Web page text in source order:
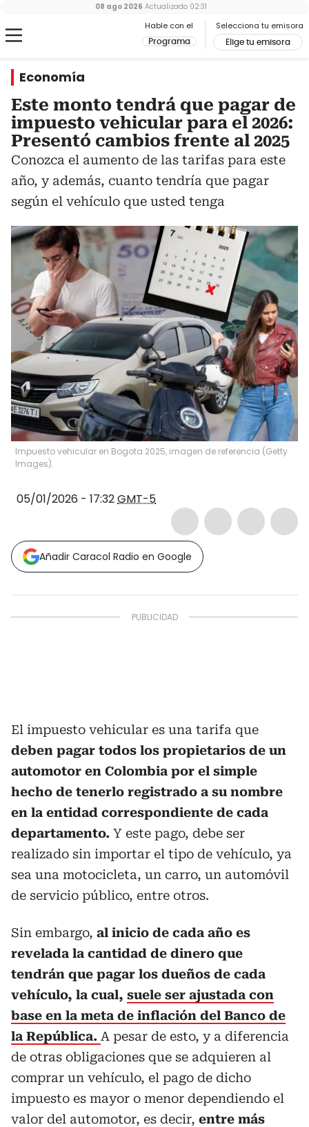
Hable con el
Programa
Selecciona tu emisora
Elige tu emisora
08 ago 2026 Actualizado 02:31
Economía
Este monto tendrá que pagar de
impuesto vehicular para el 2026:
Presentó cambios frente al 2025
Conozca el aumento de las tarifas para este
año, y además, cuanto tendría que pagar
según el vehículo que usted tenga
Impuesto vehicular en Bogota 2025, imagen de referencia (Getty
Images).
05/01/2026 - 17:32GMT-5
Añadir Caracol Radio en Google
El impuesto vehicular es una tarifa que
deben pagar todos los propietarios de un
automotor en Colombia por el simple
hecho de tenerlo registrado a su nombre
en la entidad correspondiente de cada
departamento. Y este pago, debe ser
realizado sin importar el tipo de vehículo, ya
sea una motocicleta, un carro, un automóvil
de servicio público, entre otros.
Sin embargo, al inicio de cada año es
revelada la cantidad de dinero que
tendrán que pagar los dueños de cada
vehículo, la cual, suele ser ajustada con
base en la meta de inflación del Banco de
la República. A pesar de esto, y a diferencia
de otras obligaciones que se adquieren al
comprar un vehículo, el pago de dicho
impuesto es mayor o menor dependiendo el
valor del automotor, es decir, entre más